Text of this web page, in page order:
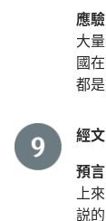
應驗
大
國
都
經文
預言
上
説